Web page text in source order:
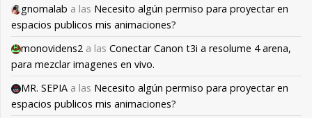
gnomalab a las Necesito algún permiso para proyectar en
espacios publicos mis animaciones?
monovidens2 a las Conectar Canon t3i a resolume 4 arena,
para mezclar imagenes en vivo.
MR. SEPIA a las Necesito algún permiso para proyectar en
espacios publicos mis animaciones?